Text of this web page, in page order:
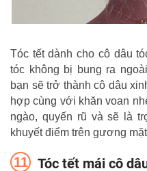
Tóc tết dành cho cô dâu
tóc không bị bung ra
bạn sẽ trở thành cô dâu
hợp cùng với khăn voan
ngào, quyến rũ và sẽ là
khuyết điểm trên gương
Tóc tết mái cô